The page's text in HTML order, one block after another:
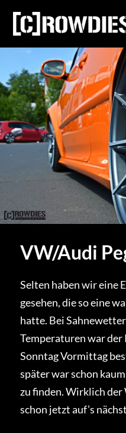
VW/Audi
Selten haben wir eine
gesehen, die so eine
hatte. Bei
Temperaturen war der
Sonntag Vormittag
später war schon
zu finden. Wirklich der
schon jetzt auf’s